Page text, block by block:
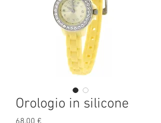
Orologio in silicone